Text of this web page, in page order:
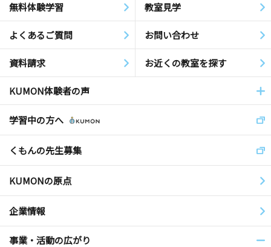
無料体験学習 教室見学
よくあるご質問 お問い合わせ
資料請求 お近くの教室を探す
KUMON体験者の声
学習中の方へ
くもんの先生募集
KUMONの原点
企業情報
事業・活動の広がり